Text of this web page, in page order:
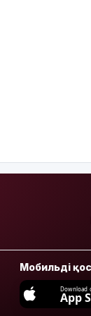
Мобильді
Download
App